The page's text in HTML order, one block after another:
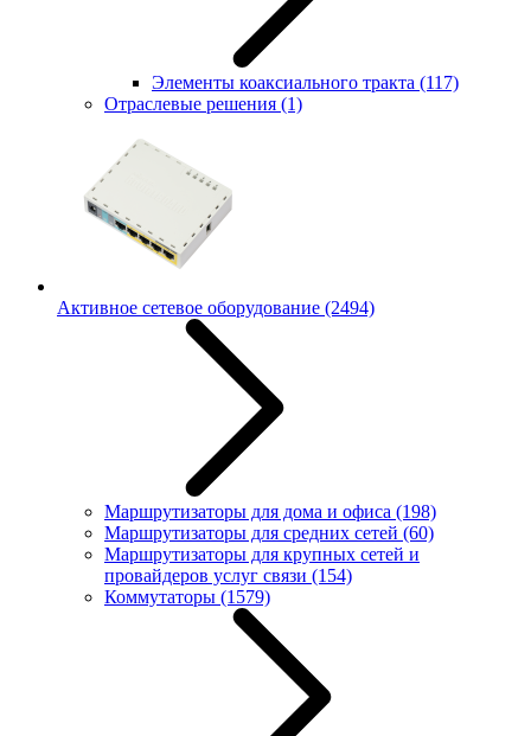
Элементы коаксиального тракта (117)
Отраслевые решения (1)
Активное сетевое оборудование (2494)
Маршрутизаторы для дома и офиса (198)
Маршрутизаторы для средних сетей (60)
Маршрутизаторы для крупных сетей и
провайдеров услуг связи (154)
Коммутаторы (1579)